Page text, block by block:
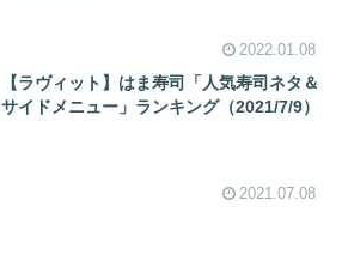
2022.01.08
【ラヴィット】はま寿司「人気寿司ネタ＆
サイドメニュー」ランキング（2021/7/9）
2021.07.08